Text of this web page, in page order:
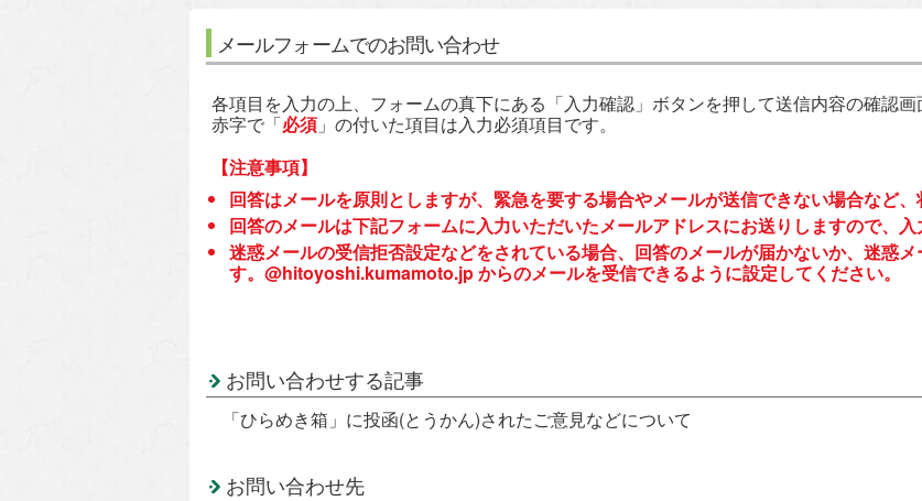
メールフォームでのお問い合わせ
各項目を入力の上、フォームの真下にある「入力確認」ボタンを押して送信内容の確認画
赤字で「必須 」の付いた項目は入力必須項目です。
【注意事項】
回答はメールを原則としますが、緊急を要する場合やメールが送信できない場合など
回答のメールは下記フォームに入力いただいたメールアドレスにお送りしますので、入
迷惑メールの受信拒否設定などをされている場合、回答のメールが届かないか、迷惑
す。@hitoyoshi.kumamoto.jp からのメールを受信できるように設定してください。
お問い合わせする記事
「ひらめき箱」に投函(とうかん)されたご意見などについて
お問い合わせ先